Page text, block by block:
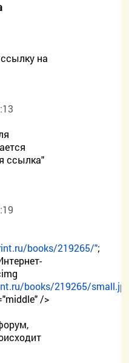
на
ссылка"
books/219265/";
books/219265/
/>